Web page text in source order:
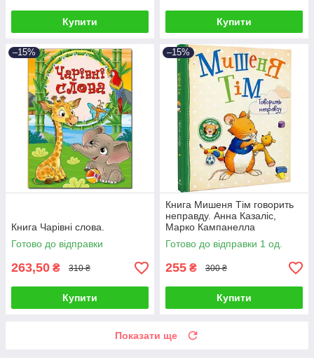
Купити Купити
–15%
Книга Чарівні слова.
Готово до відправки
263,50 ₴ 310 ₴
Купити
–15%
Книга Мишеня Тім говорить
неправду. Анна Казаліс,
Марко Кампанелла
Готово до відправки 1 од.
255 ₴ 300 ₴
Купити
Показати ще